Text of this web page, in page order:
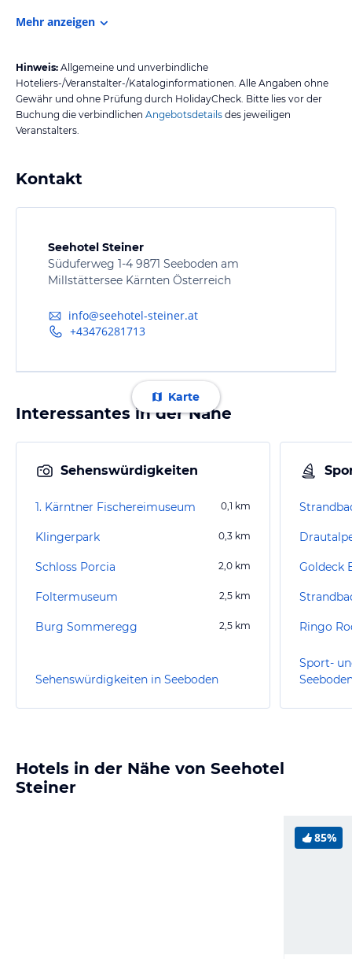
Mehr anzeigen
Hinweis: Allgemeine und unverbindliche
Hoteliers-/Veranstalter-/Kataloginformationen. Alle Angaben ohne
Gewähr und ohne Prüfung durch HolidayCheck. Bitte lies vor der
Buchung die verbindlichen Angebotsdetails des jeweiligen
Veranstalters.
Kontakt
Seehotel Steiner
Süduferweg 1-4 9871 Seeboden am
Millstättersee Kärnten Österreich
info@seehotel-steiner.at
+43476281713
Karte
Interessantes in der Nähe
Sehenswürdigkeiten
1. Kärntner Fischereimuseum 0,1 km
Klingerpark 0,3 km
Schloss Porcia 2,0 km
Foltermuseum 2,5 km
Burg Sommeregg 2,5 km
Sehenswürdigkeiten in Seeboden
Goldeck
Ringo
Sport-
Hotels in der Nähe von Seehotel
Steiner
85%